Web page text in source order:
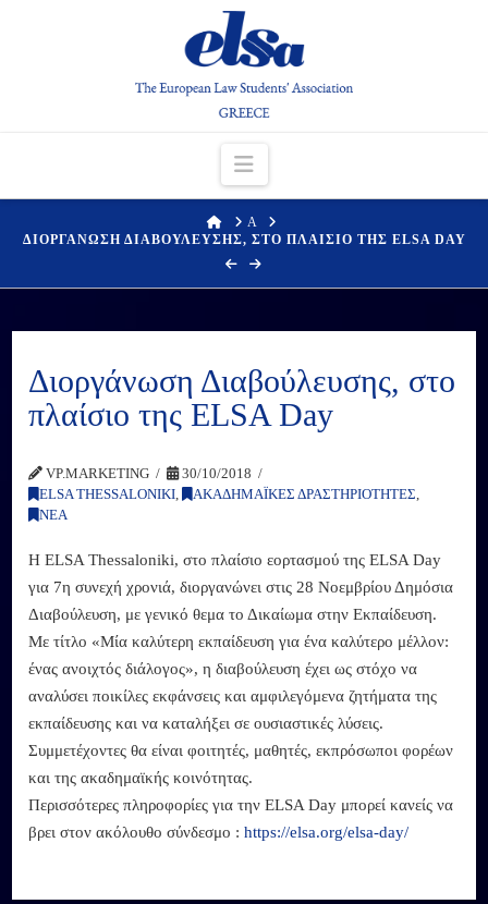
Navigation
HOME
Α
ΔΙΟΡΓΑΝΩΣΗ ΔΙΑΒΟΥΛΕΥΣΗΣ, ΣΤΟ ΠΛΑΙΣΙΟ ΤΗΣ ELSA DAY
Διοργάνωση Διαβούλευσης, στο
πλαίσιο της ELSA Day
VP.MARKETING
30/10/2018
ELSA THESSALONIKI, ΑΚΑΔΗΜΑΪΚΕΣ ΔΡΑΣΤΗΡΙΟΤΗΤΕΣ,
ΝΕΑ
Η ELSA Thessaloniki, στο πλαίσιο εορτασμού της ELSA Day
για 7η συνεχή χρονιά, διοργανώνει στις 28 Νοεμβρίου Δημόσια
Διαβούλευση, με γενικό θεμα το Δικαίωμα στην Εκπαίδευση.
Με τίτλο «Μία καλύτερη εκπαίδευση για ένα καλύτερο μέλλον:
ένας ανοιχτός διάλογος», η διαβούλευση έχει ως στόχο να
αναλύσει ποικίλες εκφάνσεις και αμφιλεγόμενα ζητήματα της
εκπαίδευσης και να καταλήξει σε ουσιαστικές λύσεις.
Συμμετέχοντες θα είναι φοιτητές, μαθητές, εκπρόσωποι φορέων
και της ακαδημαϊκής κοινότητας.
Περισσότερες πληροφορίες για την ELSA Day μπορεί κανείς να
βρει στον ακόλουθο σύνδεσμο :https://elsa.org/elsa-day/